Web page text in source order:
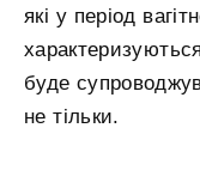
які у період
буде
не тільки.